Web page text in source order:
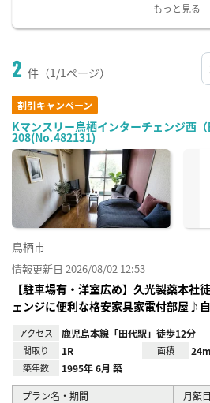
もっと見る
2 件（1/1ページ）
割引キャンペーン
Kマンスリー鳥栖インターチェンジ西
208(No.482131)
鳥栖市
情報更新日 2026/08/02 12:53
【駐車場有・洋室広め】久光製薬本社
ェンジに便利な格安家具家電付部屋♪
アクセス 鹿児島本線「田代駅」徒歩12分
間取り 1R 面積
築年数 1995年 6月 築
プラン名・期間
月額